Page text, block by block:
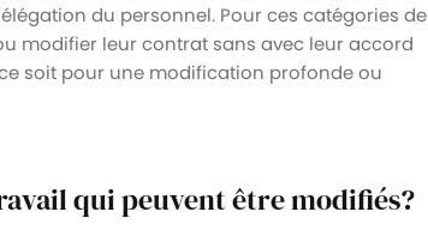
du personnel. Pour ces catégories de
modifier leur contrat sans avec leur accord
soit pour une modification profonde ou
qui peuvent être modifiés?